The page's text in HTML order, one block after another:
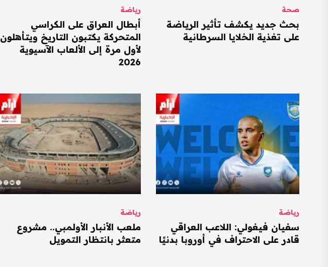
صحة
بحث جديد يكشف تأثير الرياضة
على تغذية الخلايا السرطانية
رياضة
أبطال العراق على الكراسي
المتحركة يكتبون التاريخ ويتأهلون
لأول مرة إلى الألعاب الآسيوية
2026
رياضة
سفيان فيغولي: اللاعب العراقي
قادر على الاحتراف في أوروبا بدنيًا
رياضة
ملعب الأنبار الأولمبي.. مشروع
متعثر بانتظار التمويل